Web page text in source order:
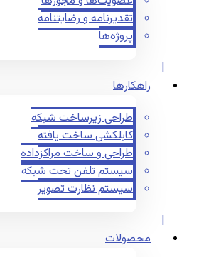
تقدیرنامه و رضایتنامه
پروژه‌ها
راهکارها
طراحی زیرساخت شبکه
کابلکشی ساخت یافته
طراحی و ساخت مراکزداده
سیستم تلفن تحت شبکه
سیستم نظارت تصویر
محصولات